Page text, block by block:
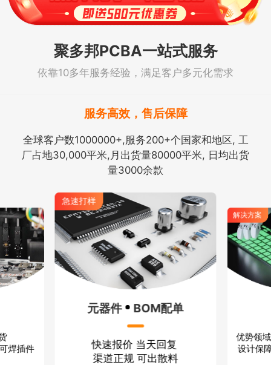
聚多邦PCBA一站式服务
依靠10多年服务经验，满足客户多元化需求
服务高效，售后保障
全球客户数1000000+,服务200+个国家和地区, 工
厂占地30,000平米,月出货量80000平米, 日均出货
量3000余款
焊插件
急速打样
元器件 BOM配单
快速报价 当天回复
渠道正规 可出散料
解决方案
优势领
设计保